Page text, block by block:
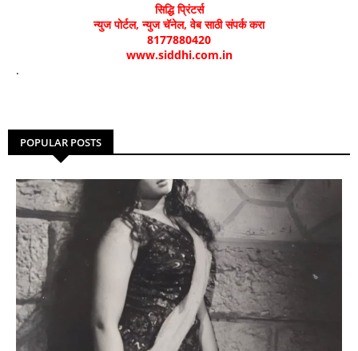
सिद्धि प्रिंटर्स
न्युज पोर्टल, न्युज चॅनेल, वेब साठी संपर्क करा
8177880420
www.siddhi.com.in
.
POPULAR POSTS